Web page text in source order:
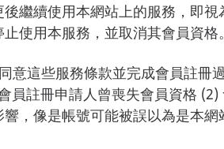
繼續使用本網站上的服務，即
使用本服務，並取消其會員資格。
意這些服務條款並完成會員註冊
員註冊申請人曾喪失會員資格
，像是帳號可能被誤以為是本